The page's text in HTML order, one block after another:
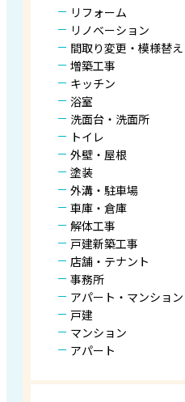
リフォーム
リノベーション
間取り変更・模様替え
増築工事
キッチン
浴室
洗面台・洗面所
トイレ
外壁・屋根
塗装
外溝・駐車場
車庫・倉庫
解体工事
戸建新築工事
店舗・テナント
事務所
アパート・マンション
戸建
マンション
アパート